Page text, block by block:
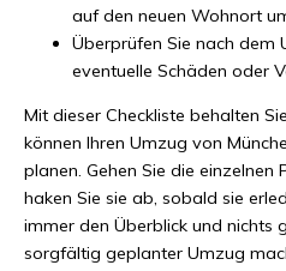
auf den neuen Wohnort
Überprüfen Sie nach dem
eventuelle Schäden oder
Mit dieser Checkliste behalten
können Ihren Umzug von
planen. Gehen Sie die einzelnen
haken Sie sie ab, sobald sie
immer den Überblick und nichts
sorgfältig geplanter Umzug